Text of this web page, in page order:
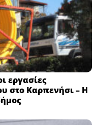
εργασίες
στο Καρπενήσι – Η